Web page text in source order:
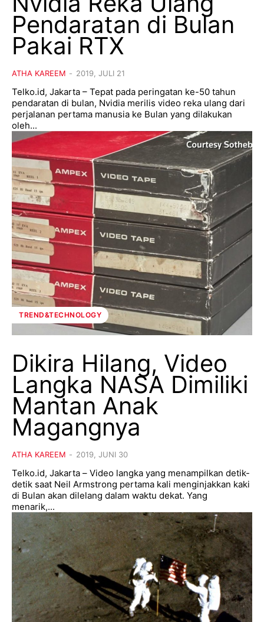
Pendaratan di Bulan
Pakai RTX
ATHA KAREEM - 2019, JULI 21
Telko.id, Jakarta – Tepat pada peringatan ke-50 tahun
pendaratan di bulan, Nvidia merilis video reka ulang dari
perjalanan pertama manusia ke Bulan yang dilakukan
oleh...
TREND&TECHNOLOGY
Dikira Hilang, Video
Langka NASA Dimiliki
Mantan Anak
Magangnya
ATHA KAREEM - 2019, JUNI 30
Telko.id, Jakarta – Video langka yang menampilkan detik-
detik saat Neil Armstrong pertama kali menginjakkan kaki
di Bulan akan dilelang dalam waktu dekat. Yang
menarik,...